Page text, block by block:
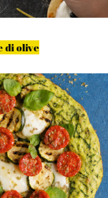
di olive